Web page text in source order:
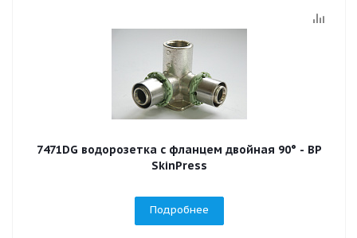
7471DG водорозетка с фланцем двойная 90° - ВР
SkinPress
Подробнее